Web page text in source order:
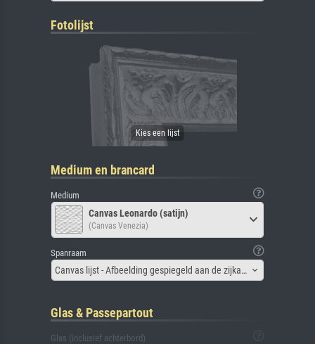
Fotolijst
Medium en brancard
Medium
Canvas Leonardo (satijn)
(Canvas Venezia)
Spanraam
Canvas lijst - Afbeelding gespiegeld aan de zijkant
Glas & Passepartout
Glas (inclusief achterbord)